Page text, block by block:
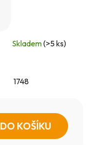
Skladem(>5 ks)
1748
DO KOŠÍKU